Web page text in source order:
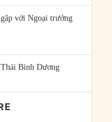
với Ngoại trưởng
Bình Dương